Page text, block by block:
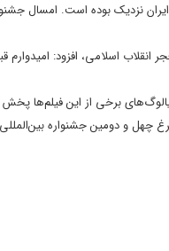
نزدیک بوده است. امسال
اسلامی، افزود:
برخی از این فیلم‌ها
چهل و دومین جشنواره